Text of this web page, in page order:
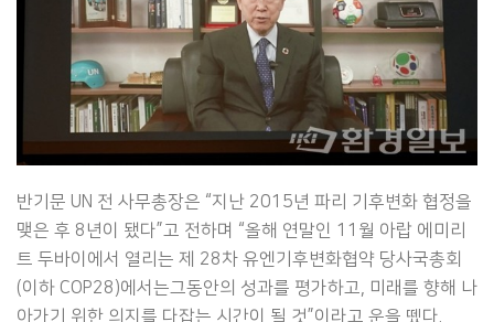
반기문 UN 전 사무총장은 “지난 2015년 파리 기후변화 협정을
맺은 후 8년이 됐다”고 전하며 “올해 연말인 11월 아랍 에미리
트 두바이에서 열리는 제 28차 유엔기후변화협약 당사국총회
(이하 COP28)에서는그동안의 성과를 평가하고, 미래를 향해 나
아가기 위한 의지를 다잡는 시간이 될 것”이라고 운을 뗐다.